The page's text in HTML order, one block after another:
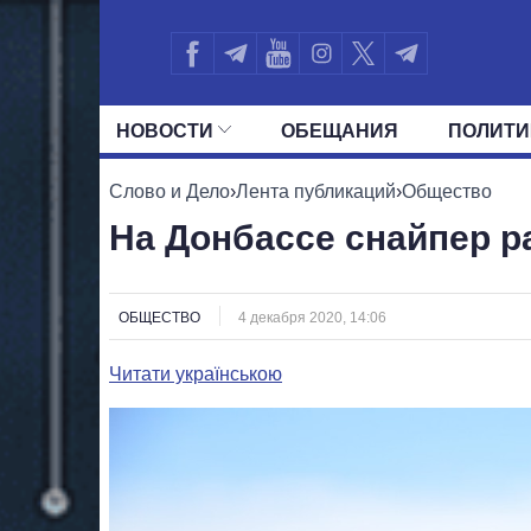
НОВОСТИ ОБЕЩАНИЯ
ВСЕ ПОЛИТИКИ ПРЕЗИДЕНТ И
Слово и Дело›Лента публикаций›Общество
На Донбассе снайпер
ОБЩЕСТВО 4 декабря 2020, 14:06
Читати українською